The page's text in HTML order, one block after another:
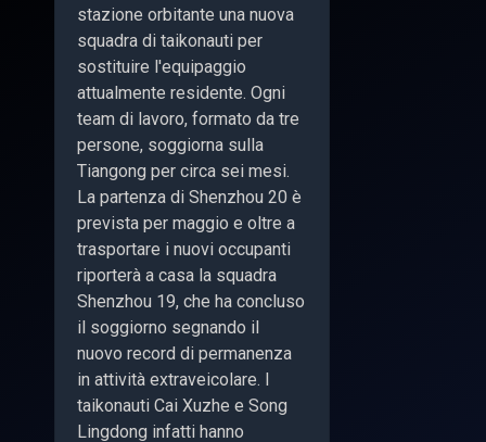
stazione orbitante una nuova
squadra di taikonauti per
sostituire l'equipaggio
attualmente residente. Ogni
team di lavoro, formato da tre
persone, soggiorna sulla
Tiangong per circa sei mesi.
La partenza di Shenzhou 20 è
prevista per maggio e oltre a
trasportare i nuovi occupanti
riporterà a casa la squadra
Shenzhou 19, che ha concluso
il soggiorno segnando il
nuovo record di permanenza
in attività extraveicolare. I
taikonauti Cai Xuzhe e Song
Lingdong infatti hanno